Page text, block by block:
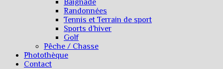
Baignade
Randonnées
Tennis et Terrain de sport
Sports d’hiver
Golf
Pêche / Chasse
Photothèque
Contact